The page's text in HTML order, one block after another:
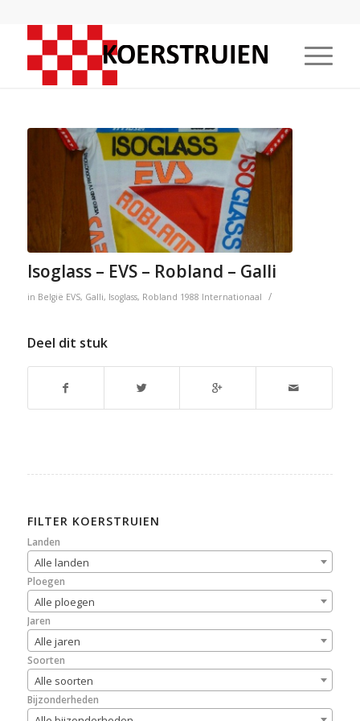
Isoglass – EVS – Robland – Galli
in België EVS, Galli, Isoglass, Robland 1988 Internationaal /
Deel dit stuk
FILTER KOERSTRUIEN
Landen
Alle landen
Ploegen
Alle ploegen
Jaren
Alle jaren
Soorten
Alle soorten
Bijzonderheden